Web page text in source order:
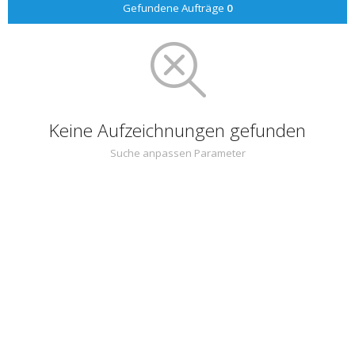
Gefundene Aufträge 0
Keine Aufzeichnungen gefunden
Suche anpassen Parameter